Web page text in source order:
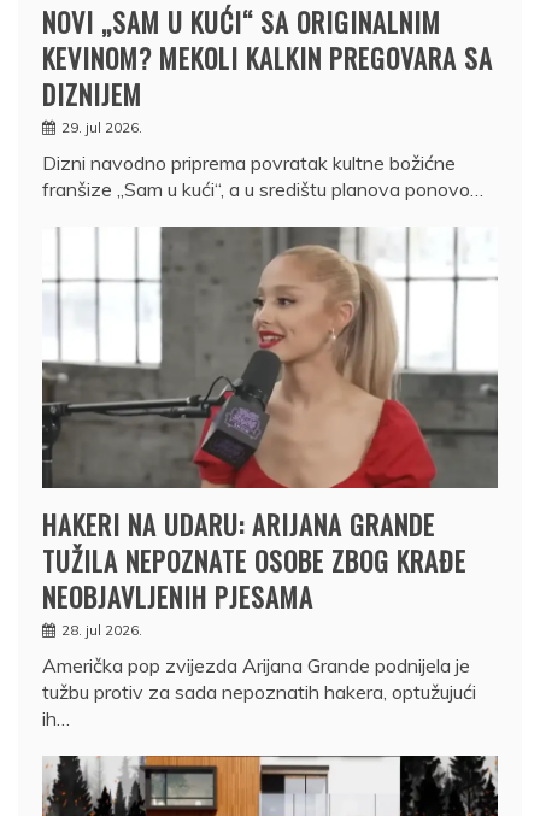
NOVI „SAM U KUĆI“ SA ORIGINALNIM
KEVINOM? MEKOLI KALKIN PREGOVARA SA
DIZNIJEM
29. jul 2026.
Dizni navodno priprema povratak kultne božićne
franšize „Sam u kući“, a u središtu planova ponovo…
HAKERI NA UDARU: ARIJANA GRANDE
TUŽILA NEPOZNATE OSOBE ZBOG KRAĐE
NEOBJAVLJENIH PJESAMA
28. jul 2026.
Američka pop zvijezda Arijana Grande podnijela je
tužbu protiv za sada nepoznatih hakera, optužujući
ih…